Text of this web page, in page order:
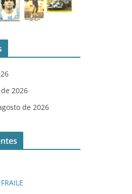
2026
de 2026
FRAILE